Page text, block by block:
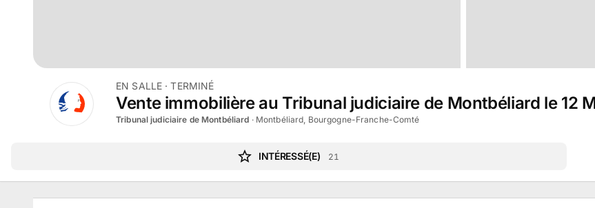
EN SALLE · TERMINÉ
Vente immobilière au Tribunal judiciaire de Montbéliard le 12
Tribunal judiciaire de Montbéliard · Montbéliard, Bourgogne-Franche-Comté
INTÉRESSÉ(E) 21